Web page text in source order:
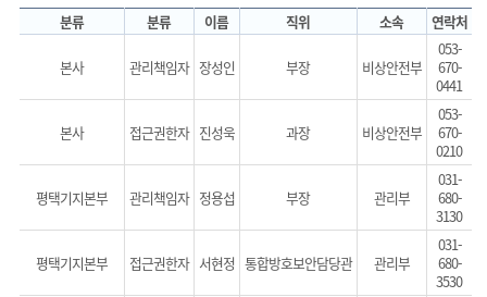
분류
분류 이름 직위 소속 연락처
본사 관리책임자 장성인 부장 비상안전부
053-
670-
0441
본사 접근권한자 진성욱 과장 비상안전부
053-
670-
0210
평택기지본부 관리책임자 정용섭 부장 관리부
031-
680-
3130
평택기지본부 접근권한자 서현정 통합방호보안담당관 관리부
031-
680-
3530